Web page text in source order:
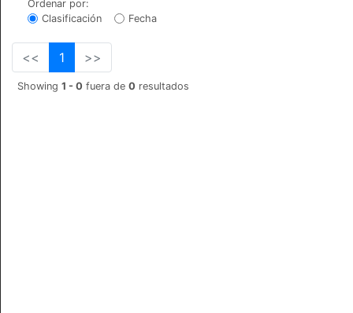
Ordenar por:
Clasificación
Fecha
<< 1 >>
Showing 1 - 0 fuera de 0 resultados